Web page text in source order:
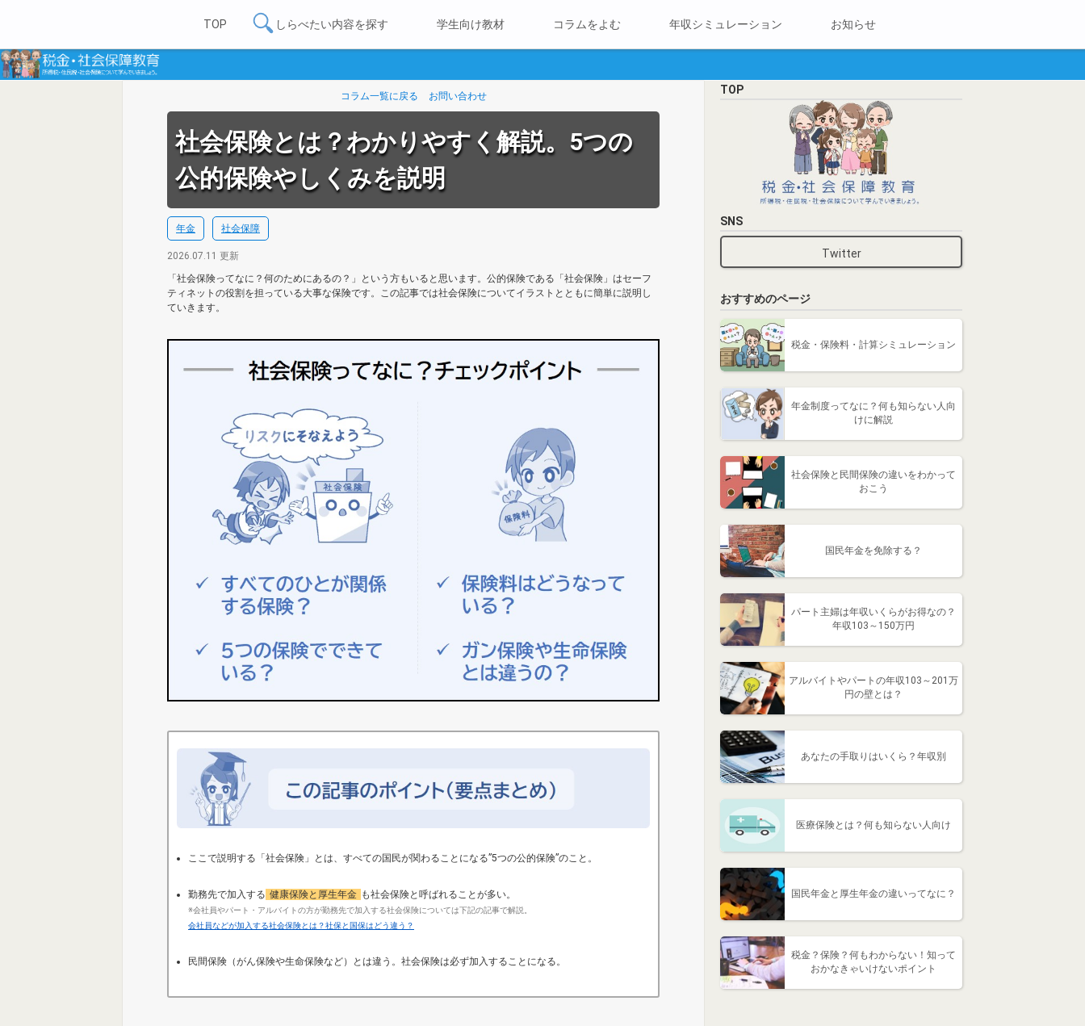
TOP しらべたい内容を探す 学生向け教材 コラムをよむ 年収シミュレーション お知らせ
コラム一覧に戻る お問い合わせ
社会保険とは？わかりやすく解説。5つの
公的保険やしくみを説明
年金 社会保障
2026.07.11 更新
「社会保険ってなに？何のためにあるの？」という方もいると思います。公的保険である「社会保険」はセーフ
ティネットの役割を担っている大事な保険です。この記事では社会保険についてイラストとともに簡単に説明し
ていきます。
ここで説明する「社会保険」とは、すべての国民が関わることになる”5つの公的保険”のこと。
勤務先で加入する 健康保険と厚生年金 も社会保険と呼ばれることが多い。
※会社員やパート・アルバイトの方が勤務先で加入する社会保険については下記の記事で解説。
会社員などが加入する社会保険とは？社保と国保はどう違う？
民間保険（がん保険や生命保険など）とは違う。社会保険は必ず加入することになる。
TOP
SNS
Twitter
おすすめのページ
税金・保険料・計算シミュレーション
年金制度ってなに？何も知らない人向
けに解説
社会保険と民間保険の違いをわかって
おこう
国民年金を免除する？
パート主婦は年収いくらがお得なの？
年収103～150万円
アルバイトやパートの年収103～201万
円の壁とは？
あなたの手取りはいくら？年収別
医療保険とは？何も知らない人向け
国民年金と厚生年金の違いってなに？
税金？保険？何もわからない！知って
おかなきゃいけないポイント